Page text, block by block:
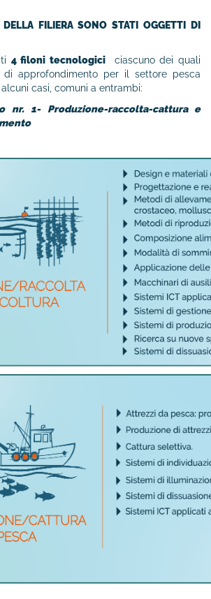
FILIERA SONO STATI OGGETTI DI
4 filoni tecnologiciciascuno dei quali
di approfondimento per il settore pesca
casi, comuni a entrambi:
nr. 1- Produzione-raccolta-cattura e